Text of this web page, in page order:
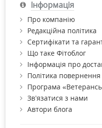
Інформація
Про компанію
Редакційна політика
Сертифікати та
Що таке Фітоблог
Інформація про
Політика
Програма
Зв’язатися з нами
Автори блога